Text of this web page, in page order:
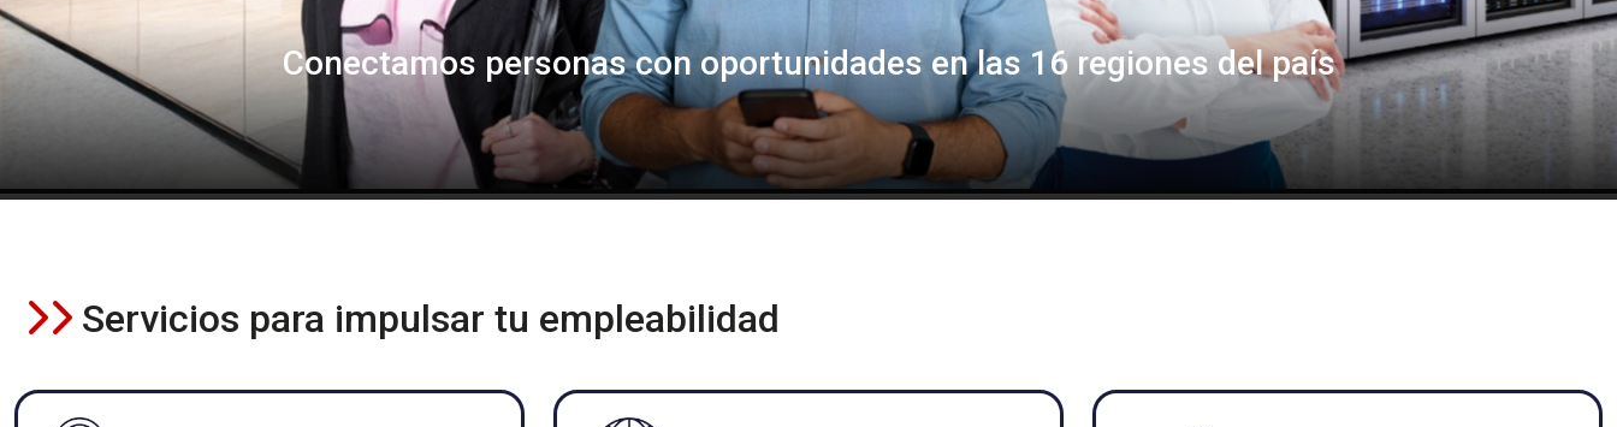
Conectamos personas con oportunidades en las 16 regiones del país
Servicios para impulsar tu empleabilidad